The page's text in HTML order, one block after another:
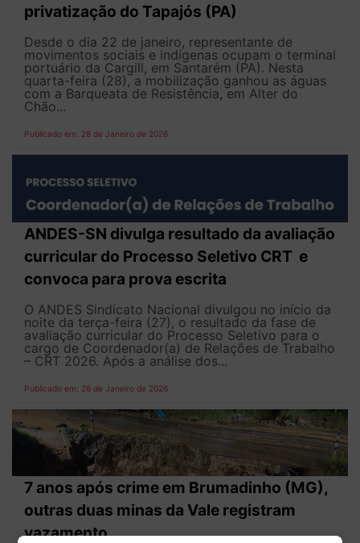
privatização do Tapajós (PA)
Desde o dia 22 de janeiro, representante de
movimentos sociais e indígenas ocupam o terminal
portuário da Cargill, em Santarém (PA). Nesta
quarta-feira (28), a mobilização ganhou as águas
com a Barqueata de Resistência, em Alter do
Chão...
Publicado em: 28 de Janeiro de 2026
ANDES-SN divulga resultado da avaliação
curricular do Processo Seletivo CRT e
convoca para prova escrita
O ANDES Sindicato Nacional divulgou no início da
noite da terça-feira (27), o resultado da fase de
avaliação curricular do Processo Seletivo para o
cargo de Coordenador(a) de Relações de Trabalho
– CRT 2026. Após a análise dos...
Publicado em: 28 de Janeiro de 2026
7 anos após crime em Brumadinho (MG),
outras duas minas da Vale registram
vazamento